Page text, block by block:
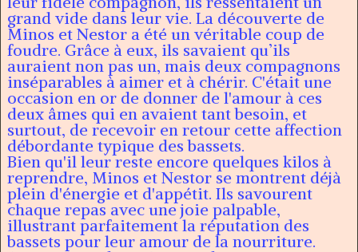
grand vide dans leur vie. La découverte de
Minos et Nestor a été un véritable coup de
foudre. Grâce à eux, ils savaient qu’ils
auraient non pas un, mais deux compagnons
inséparables à aimer et à chérir. C'était une
occasion en or de donner de l'amour à ces
deux âmes qui en avaient tant besoin, et
surtout, de recevoir en retour cette affection
débordante typique des bassets.
Bien qu'il leur reste encore quelques kilos à
reprendre, Minos et Nestor se montrent déjà
plein d'énergie et d'appétit. Ils savourent
chaque repas avec une joie palpable,
illustrant parfaitement la réputation des
bassets pour leur amour de la nourriture.